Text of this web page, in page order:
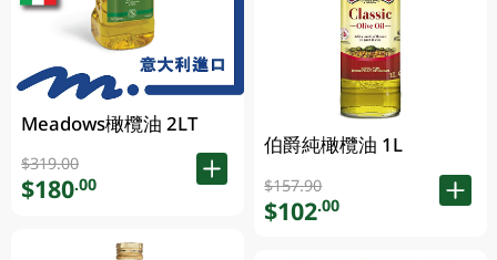
Meadows橄欖油 2LT
$319.00
$180.00
伯爵純橄欖油 1L
$157.90
$102.00